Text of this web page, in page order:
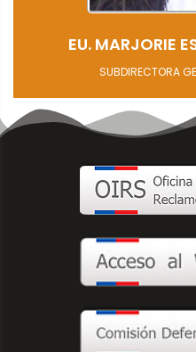
EU. MARJORIE
SUBDIRECTORA